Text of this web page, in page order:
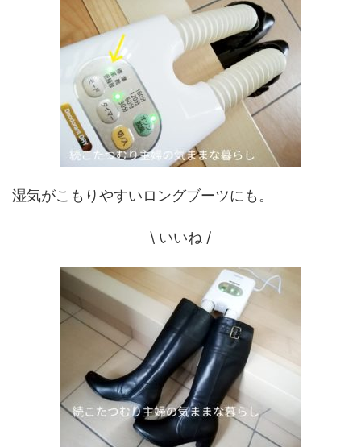
湿気がこもりやすいロングブーツにも。
\ いいね /